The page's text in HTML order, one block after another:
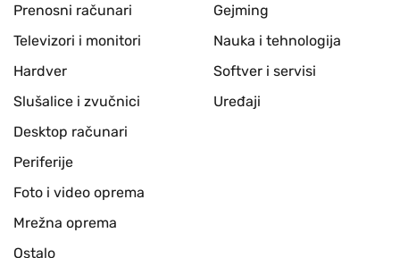
Prenosni računari
Televizori i monitori
Hardver
Slušalice i zvučnici
Desktop računari
Periferije
Foto i video oprema
Mrežna oprema
Ostalo
Gejming
Nauka i tehnologija
Softver i servisi
Uređaji